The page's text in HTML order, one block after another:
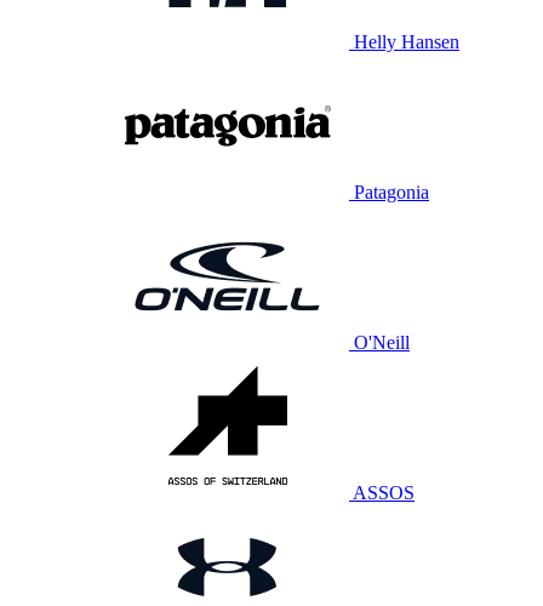
Helly Hansen
Patagonia
O'Neill
ASSOS